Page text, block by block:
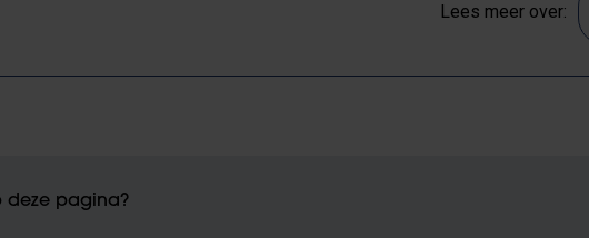
Lees meer over:
deze pagina?